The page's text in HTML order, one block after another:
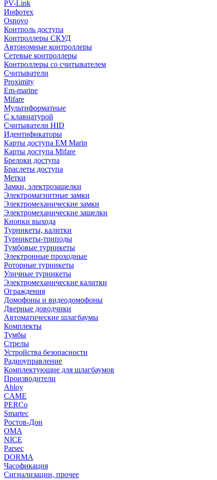
PV-Link
Инфотех
Osnovo
Контроль доступа
Контроллеры СКУД
Автономные контроллеры
Сетевые контроллеры
Контроллеры со считывателем
Считыватели
Proximity
Em-marine
Mifare
Мультиформатные
С клавиатурой
Считыватели HID
Идентификаторы
Карты доступа EM Marin
Карты доступа Mifare
Брелоки доступа
Браслеты доступа
Метки
Замки, электрозащелки
Электромагнитные замки
Электромеханические замки
Электромеханические защелки
Кнопки выхода
Турникеты, калитки
Турникеты-триподы
Тумбовые турникеты
Электронные проходные
Роторные турникеты
Уличные турникеты
Электромеханические калитки
Ограждения
Домофоны и видеодомофоны
Дверные доводчики
Автоматические шлагбаумы
Комплекты
Тумбы
Стрелы
Устройства безопасности
Радиоуправление
Комплектующие для шлагбаумов
Производители
Abloy
CAME
PERCo
Smartec
Ростов-Дон
ОМА
NICE
Parsec
DORMA
Часофикация
Сигнализации, прочее